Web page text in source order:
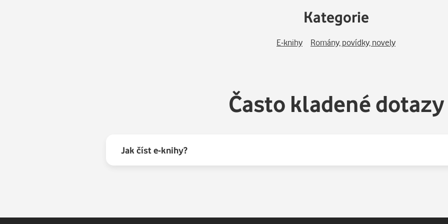
udržovaných ve strachu za ostnatým drátem bývalým vězeňským dozorcem, dostává se do vojenské márnice
A spolu s ostatními dětmi srpna postupně přichází o iluze. Do prezidentského křesla se dostává někdejší agent
nová tajná bezpečnost, o nic méně hrozivá než její předchůdci. „Kde byl ten moment, od něhož už nebylo
Kategorie
E-knihy Romány, povídky, novely
Často kladené dotazy
Jak číst e-knihy?